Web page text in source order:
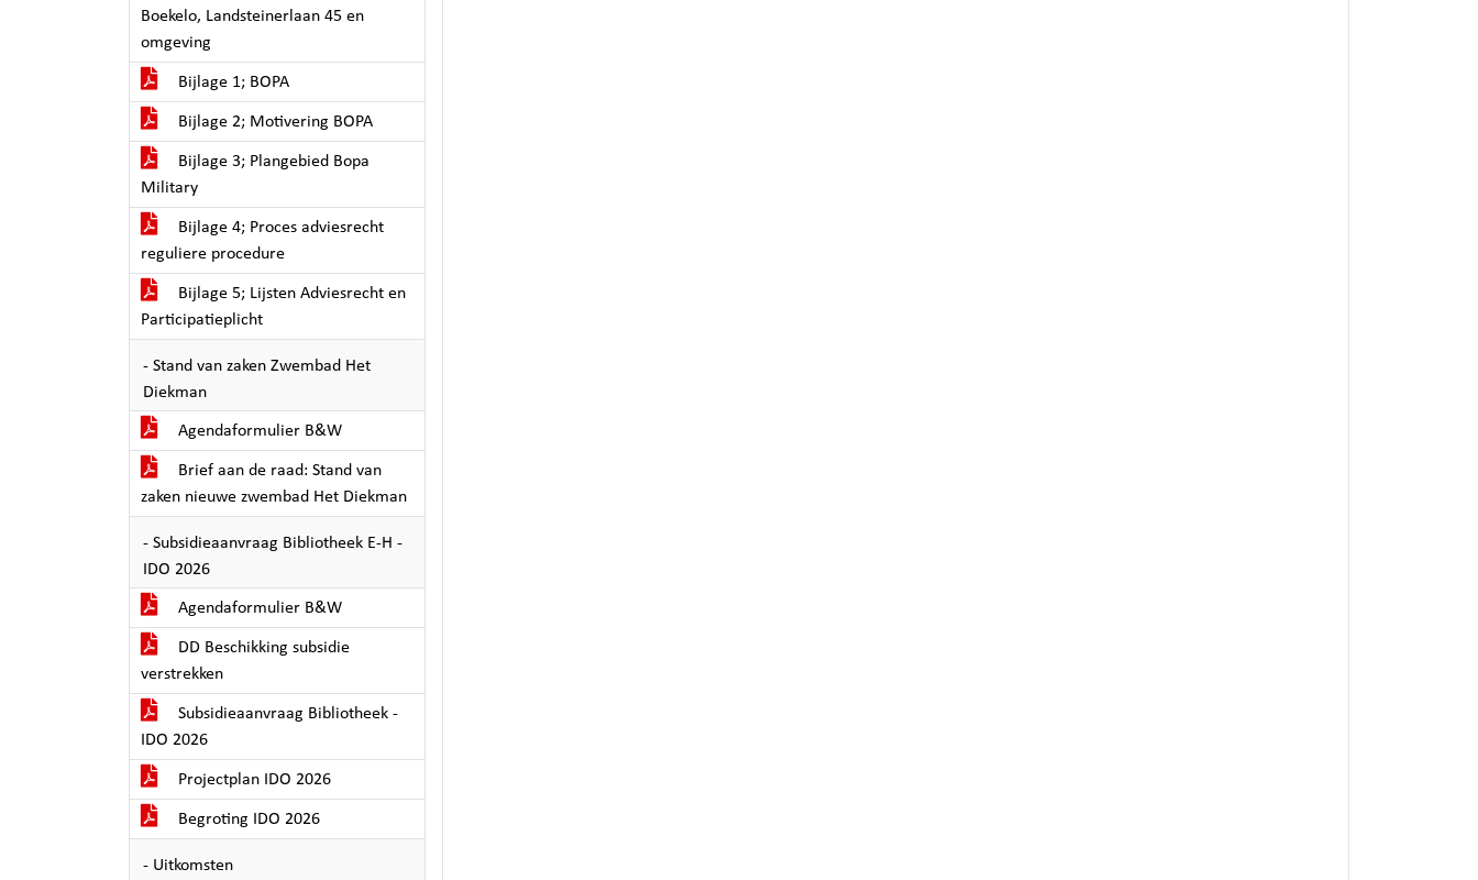
Boekelo, Landsteinerlaan 45 en
omgeving
Bijlage 1; BOPA
Bijlage 2; Motivering BOPA
Bijlage 3; Plangebied Bopa
Military
Bijlage 4; Proces adviesrecht
reguliere procedure
Bijlage 5; Lijsten Adviesrecht en
Participatieplicht
- Stand van zaken Zwembad Het
Diekman
Agendaformulier B&W
Brief aan de raad: Stand van
zaken nieuwe zwembad Het Diekman
- Subsidieaanvraag Bibliotheek E-H -
IDO 2026
Agendaformulier B&W
DD Beschikking subsidie
verstrekken
Subsidieaanvraag Bibliotheek -
IDO 2026
Projectplan IDO 2026
Begroting IDO 2026
- Uitkomsten